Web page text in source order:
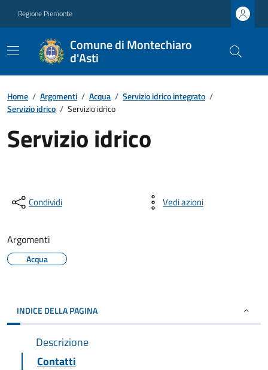
Regione Piemonte
Comune di Montechiaro
d'Asti
Home / Argomenti / Acqua / Servizio idrico integrato /
Servizio idrico / Servizio idrico
Servizio idrico
Condividi Vedi azioni
Argomenti
Acqua
INDICE DELLA PAGINA
Descrizione
Contatti